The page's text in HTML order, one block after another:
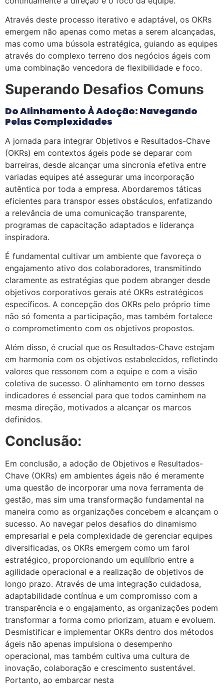
Através deste processo iterativo e adaptável, os OKRs
emergem não apenas como metas a serem alcançadas,
mas como uma bússola estratégica, guiando as equipes
através do complexo terreno dos negócios ágeis com
uma combinação vencedora de flexibilidade e foco.
Superando Desafios Comuns
Do Alinhamento À Adoção: Navegando
Pelas Complexidades
A jornada para integrar Objetivos e Resultados-Chave
(OKRs) em contextos ágeis pode se deparar com
barreiras, desde alcançar uma sincronia efetiva entre
variadas equipes até assegurar uma incorporação
autêntica por toda a empresa. Abordaremos táticas
eficientes para transpor esses obstáculos, enfatizando
a relevância de uma comunicação transparente,
programas de capacitação adaptados e liderança
inspiradora.
É fundamental cultivar um ambiente que favoreça o
engajamento ativo dos colaboradores, transmitindo
claramente as estratégias que podem abranger desde
objetivos corporativos gerais até OKRs estratégicos
específicos. A concepção dos OKRs pelo próprio time
não só fomenta a participação, mas também fortalece
o comprometimento com os objetivos propostos.
Além disso, é crucial que os Resultados-Chave estejam
em harmonia com os objetivos estabelecidos, refletindo
valores que ressonem com a equipe e com a visão
coletiva de sucesso. O alinhamento em torno desses
indicadores é essencial para que todos caminhem na
mesma direção, motivados a alcançar os marcos
definidos.
Conclusão:
Em conclusão, a adoção de Objetivos e Resultados-
Chave (OKRs) em ambientes ágeis não é meramente
uma questão de incorporar uma nova ferramenta de
gestão, mas sim uma transformação fundamental na
maneira como as organizações concebem e alcançam o
sucesso. Ao navegar pelos desafios do dinamismo
empresarial e pela complexidade de gerenciar equipes
diversificadas, os OKRs emergem como um farol
estratégico, proporcionando um equilíbrio entre a
agilidade operacional e a realização de objetivos de
longo prazo. Através de uma integração cuidadosa,
adaptabilidade contínua e um compromisso com a
transparência e o engajamento, as organizações podem
transformar a forma como priorizam, atuam e evoluem.
Desmistificar e implementar OKRs dentro dos métodos
ágeis não apenas impulsiona o desempenho
operacional, mas também cultiva uma cultura de
inovação, colaboração e crescimento sustentável.
Portanto, ao embarcar nesta